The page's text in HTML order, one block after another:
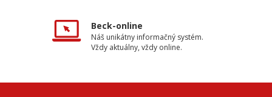
Beck-online
Náš unikátny informačný systém.
Vždy aktuálny, vždy online.